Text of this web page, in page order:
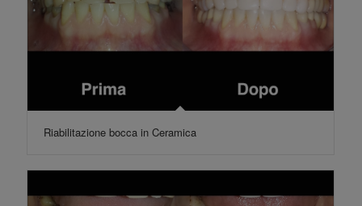
Riabilitazione bocca in Ceramica